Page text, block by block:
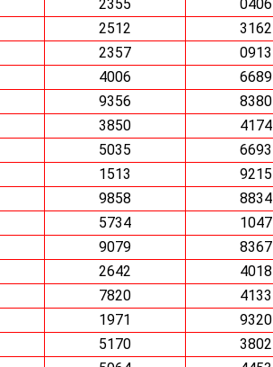
2355 0406
2512 3162
2357 0913
4006 6689
9356 8380
3850 4174
5035 6693
1513 9215
9858 8834
5734 1047
9079 8367
2642 4018
7820 4133
1971 9320
5170 3802